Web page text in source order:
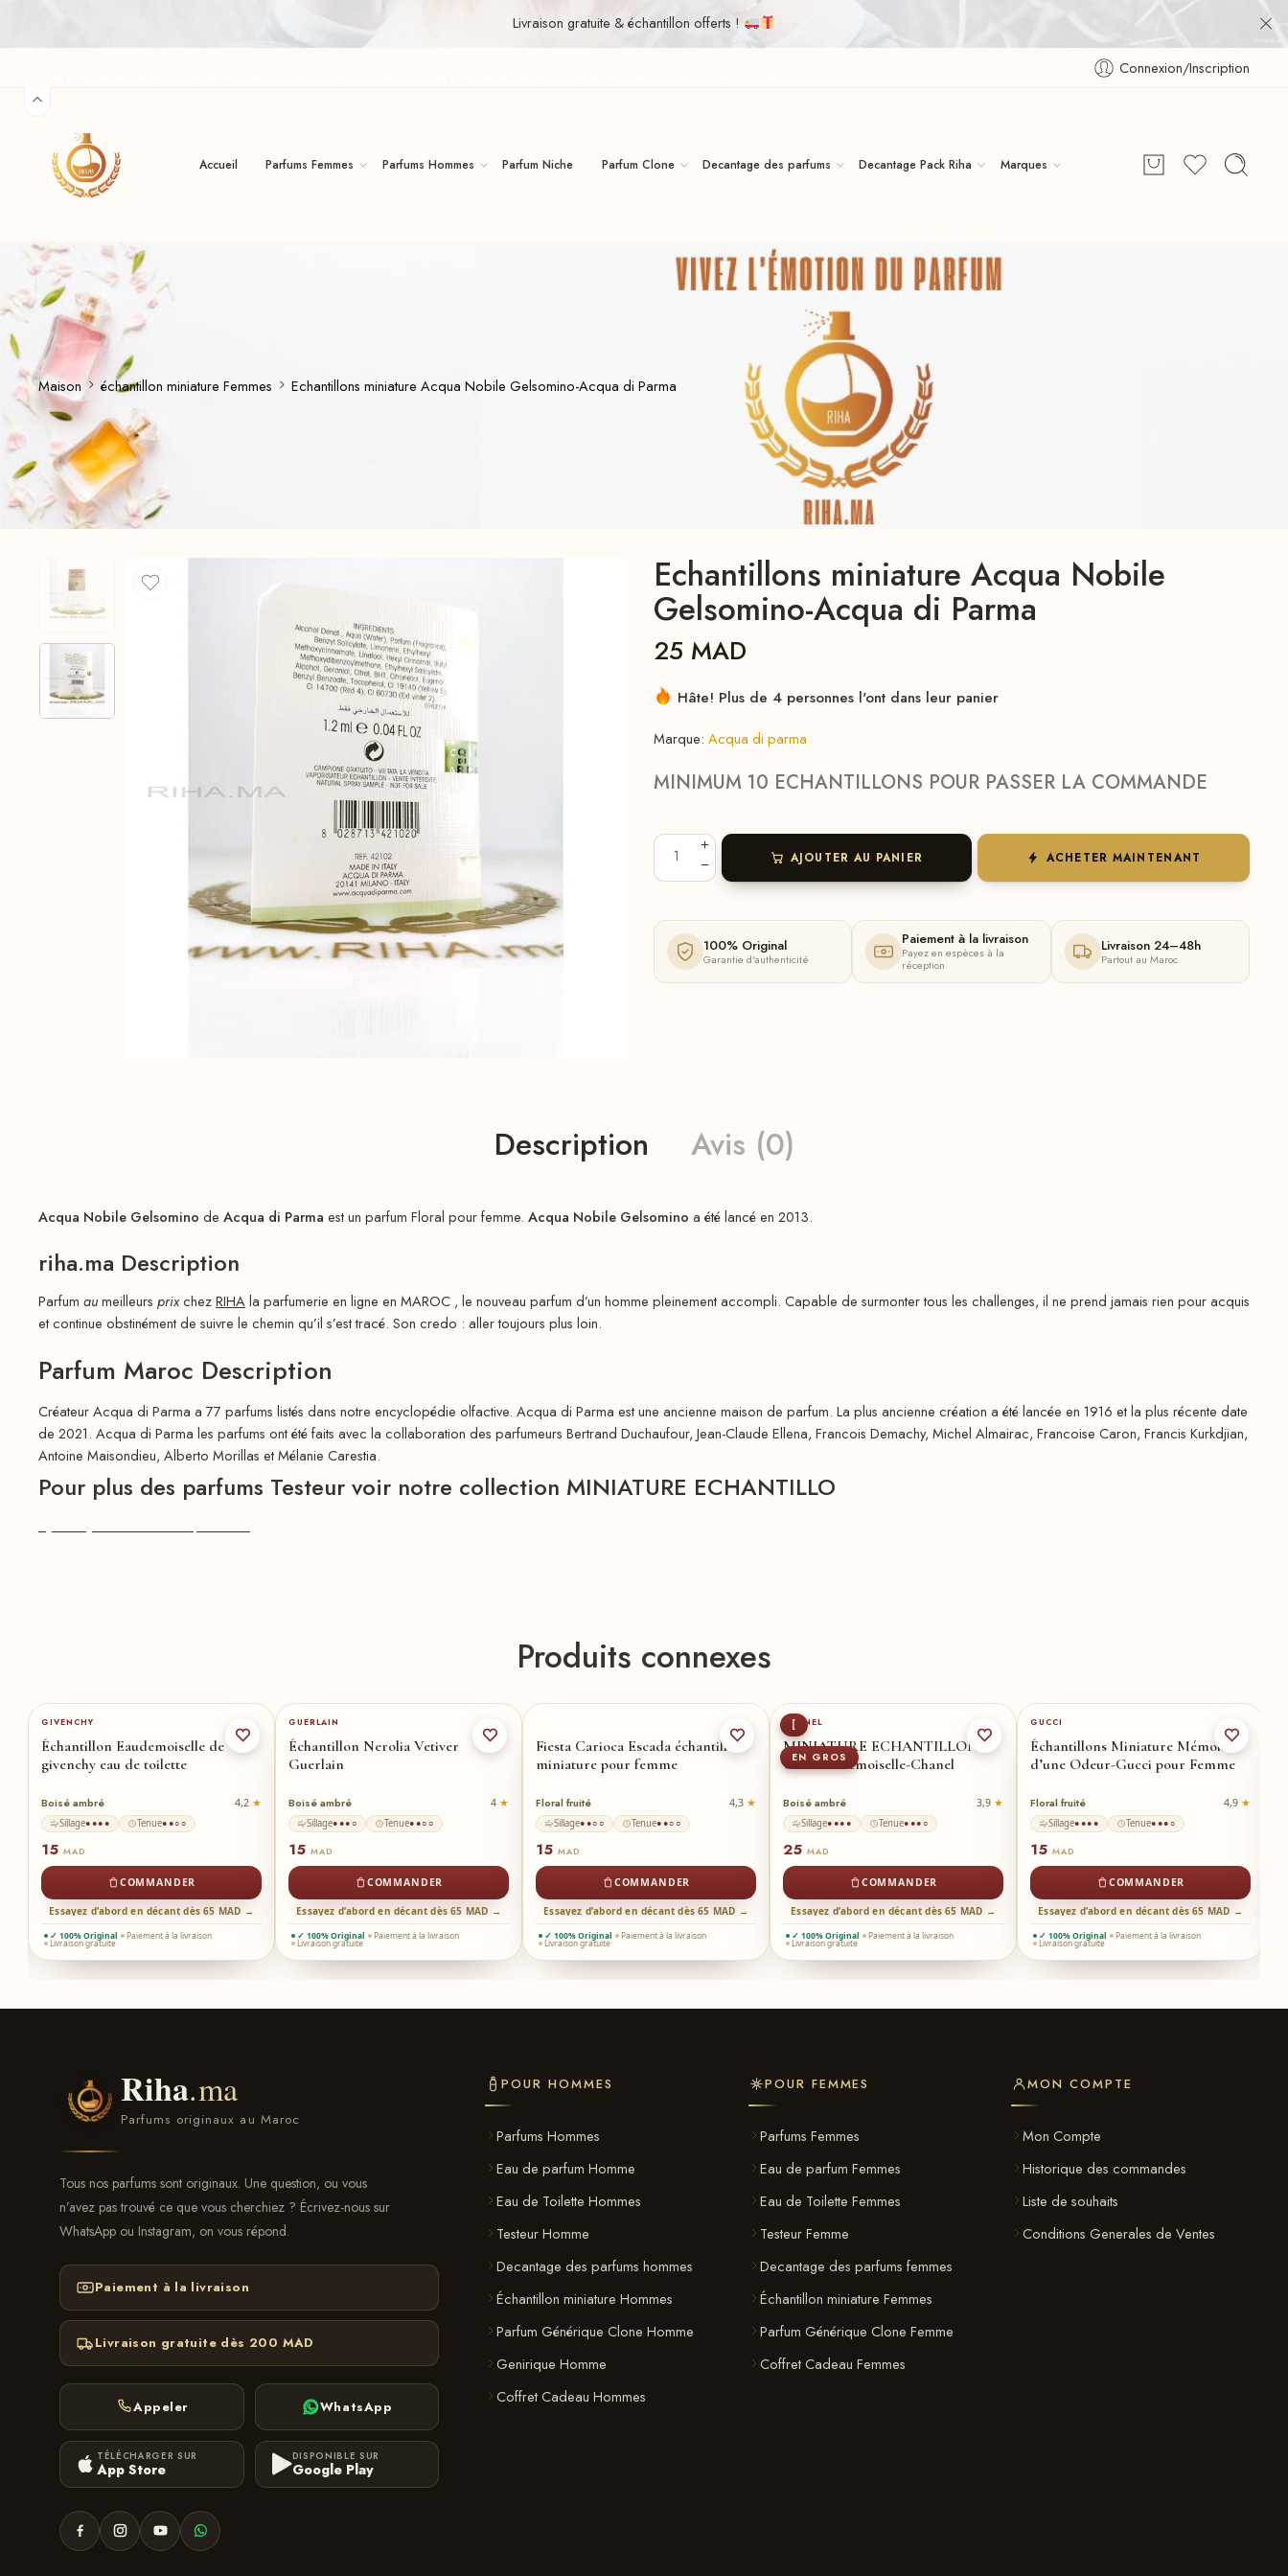
Livraison gratuite & échantillon offerts !
Connexion/Inscription
Accueil Parfums Femmes Parfums Hommes Parfum Niche Parfum Clone Decantage des parfums Decantage Pack Riha Marques
Maison échantillon miniature Femmes Echantillons miniature Acqua Nobile Gelsomino-Acqua di Parma
Echantillons miniature Acqua Nobile
Gelsomino-Acqua di Parma
25 MAD
Hâte! Plus de 4 personnes l'ont dans leur panier
Marque: Acqua di parma
MINIMUM 10 ECHANTILLONS POUR PASSER LA COMMANDE
AJOUTER AU PANIER ACHETER MAINTENANT
100% Original
Garantie d'authenticité
Paiement à la livraison
Payez en espèces à la
réception
Livraison 24–48h
Partout au Maroc
Description Avis (0)
Acqua Nobile Gelsomino de Acqua di Parma est un parfum Floral pour femme. Acqua Nobile Gelsomino a été lancé en 2013.
riha.ma Description
Parfum aumeilleurs prixchezRIHAla parfumerie en ligne en MAROC , le nouveau parfum d’un homme pleinement accompli. Capable de surmonter tous les challenges, il ne prend jamais rien pour acquis
et continue obstinément de suivre le chemin qu’il s’est tracé. Son credo : aller toujours plus loin.
Parfum Maroc Description
Créateur Acqua di Parma a 77 parfums listés dans notre encyclopédie olfactive. Acqua di Parma est une ancienne maison de parfum. La plus ancienne création a été lancée en 1916 et la plus récente date
de 2021. Acqua di Parma les parfums ont été faits avec la collaboration des parfumeurs Bertrand Duchaufour, Jean-Claude Ellena, Francois Demachy, Michel Almairac, Francoise Caron, Francis Kurkdjian,
Antoine Maisondieu, Alberto Morillas et Mélanie Carestia.
Pour plus des parfums Testeur voir notre collection MINIATURE ECHANTILLO
Produits connexes
GIVENCHY
Échantillon Eaudemoiselle de
givenchy eau de toilette
Boisé ambré 4,2
Sillage●●●● Tenue●●○○
15 MAD
COMMANDER
Essayez d’abord en décant dès 65 MAD →
✓ 100% Original Paiement à la livraison
Livraison gratuite
GUERLAIN
Échantillon Nerolia Vetiver
Guerlain
Boisé ambré 4
Sillage●●●○ Tenue●●○○
15 MAD
COMMANDER
Essayez d’abord en décant dès 65 MAD →
✓ 100% Original Paiement à la livraison
Livraison gratuite
Fiesta Carioca Escada échantillon
miniature pour femme
Floral fruité 4,3
Sillage●●○○ Tenue●●○○
15 MAD
COMMANDER
Essayez d’abord en décant dès 65 MAD →
✓ 100% Original Paiement à la livraison
Livraison gratuite
[
EN GROS
CHANEL
MINIATURE ECHANTILLON
Coco Mademoiselle-Chanel
Boisé ambré 3,9
Sillage●●●● Tenue●●●○
25 MAD
COMMANDER
Essayez d’abord en décant dès 65 MAD →
✓ 100% Original Paiement à la livraison
Livraison gratuite
GUCCI
Échantillons Miniature Mémoire
d’une Odeur-Gucci pour Femme
Floral fruité 4,9
Sillage●●●● Tenue●●●○
15 MAD
COMMANDER
Essayez d’abord en décant dès 65 MAD →
✓ 100% Original Paiement à la livraison
Livraison gratuite
Riha.ma
Parfums originaux au Maroc
Tous nos parfums sont originaux. Une question, ou vous
n’avez pas trouvé ce que vous cherchiez ? Écrivez-nous sur
WhatsApp ou Instagram, on vous répond.
Paiement à la livraison
Livraison gratuite dès 200 MAD
Appeler WhatsApp
TÉLÉCHARGER SUR
App Store
DISPONIBLE SUR
Google Play
POUR HOMMES
Parfums Hommes
Eau de parfum Homme
Eau de Toilette Hommes
Testeur Homme
Decantage des parfums hommes
Échantillon miniature Hommes
Parfum Générique Clone Homme
Genirique Homme
Coffret Cadeau Hommes
POUR FEMMES
Parfums Femmes
Eau de parfum Femmes
Eau de Toilette Femmes
Testeur Femme
Decantage des parfums femmes
Échantillon miniature Femmes
Parfum Générique Clone Femme
Coffret Cadeau Femmes
MON COMPTE
Mon Compte
Historique des commandes
Liste de souhaits
Conditions Generales de Ventes